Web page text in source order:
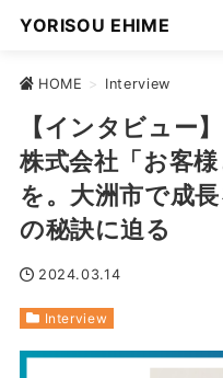
YORISOU EHIME
HOME > Interview
【インタビュー
株式会社「お客様
を。大洲市で成
の秘訣に迫る
2024.03.14
Interview